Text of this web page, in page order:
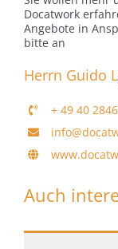
Docatwork
Angebote in
bitte an
Herrn Guido
+ 49 40
Auch